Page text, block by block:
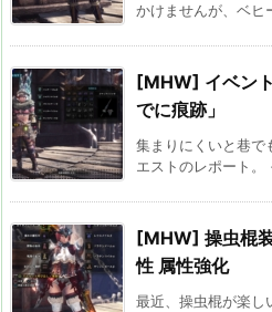
かけませんが、ベヒ
[MHW] イベン
でに痕跡」
集まりにくいと巷で
エストのレポート。
[MHW] 操虫棍
性 属性強化
最近、操虫棍が楽し